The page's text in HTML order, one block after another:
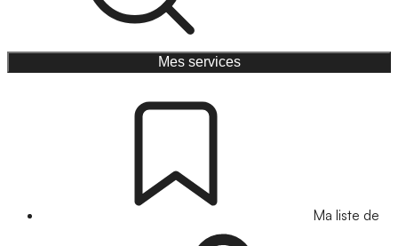
Mes services
Ma liste de